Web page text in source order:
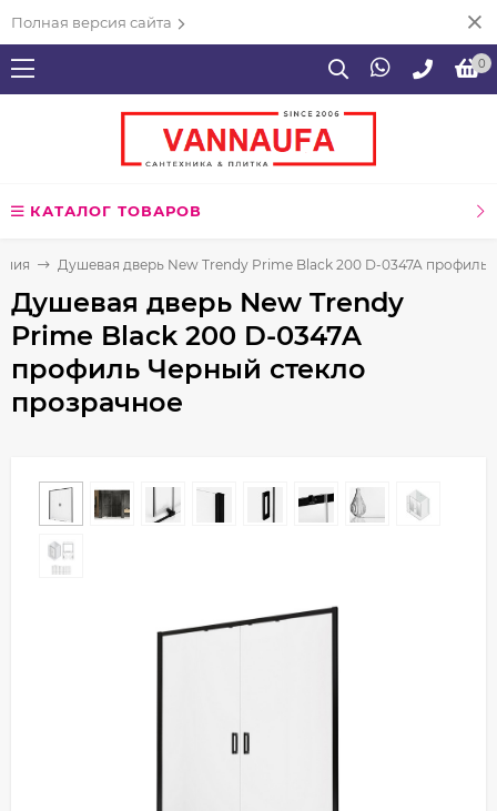
Полная версия сайта
0
КАТАЛОГ ТОВАРОВ
Душевая дверь New Trendy Prime Black 200 D-0347A профиль
Душевая дверь New Trendy
Prime Black 200 D-0347A
профиль Черный стекло
прозрачное